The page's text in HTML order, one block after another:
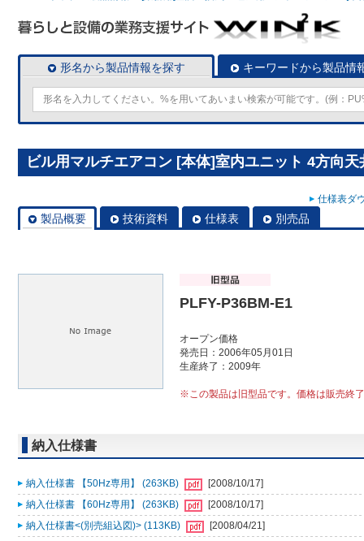
形名から製品情報を探す キーワードから製品情
ビル用マルチエアコン [本体]室内ユニット 4方向
仕様表ダ
製品概要 技術資料 仕様表 別売品
PLFY-P36BM-E1
オープン価格
発売日：2006年05月01日
生産終了：2009年
※この製品は旧型品です。価格は販売終
納入仕様書
納入仕様書 【50Hz専用】 (263KB)
[2008/10/17]
納入仕様書 【60Hz専用】 (263KB)
[2008/10/17]
納入仕様書<(別売組込図)> (113KB)
[2008/04/21]